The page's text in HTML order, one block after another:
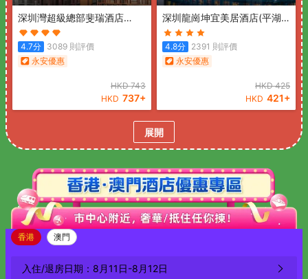
深圳灣超級總部斐瑞酒店
(Shenzhen Bay Super
Headquarters Feria Hotel)
4.7分 3089 則評價
永安優惠
HKD743
HKD 737+
深圳龍崗坤宜美居酒店(平湖
站店) (Mercure Shenzhen
Longgang(Longgang
Wanda Plaza Branch))
4.8分 2391 則評價
永安優惠
HKD425
HKD 421+
展開
香港 澳門
入住/退房日期： 8月11日-8月12日